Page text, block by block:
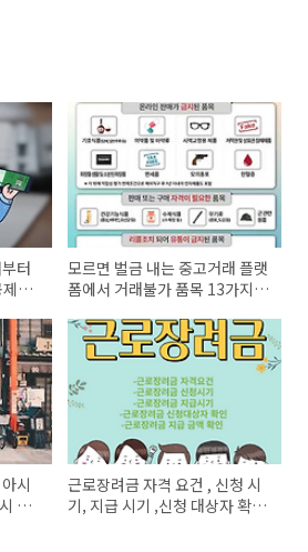
터
율
모르면 벌금 내는 중고거래 플랫
폼에서 거래불가 품목 13가지
시
폐
근로장려금 자격 요건 , 신청 시
기, 지급 시기 ,신청 대상자 확인